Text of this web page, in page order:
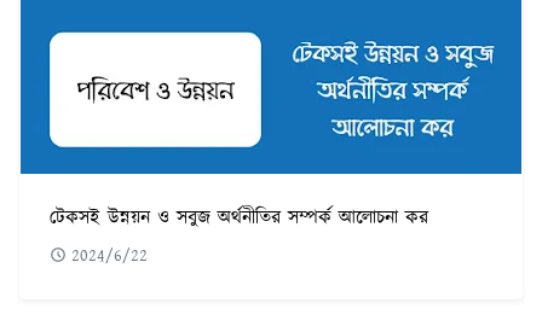
টেকসই উন্নয়ন ও সবুজ অর্থনীতির সম্পর্ক আলোচনা কর
2024/6/22